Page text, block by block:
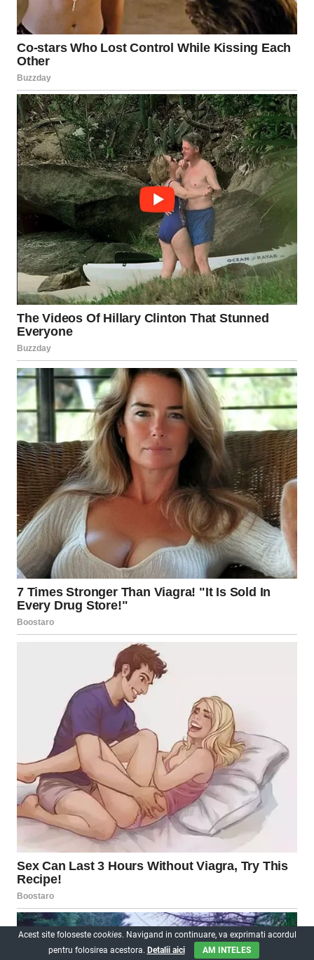
Acest site foloseste cookies. Navigand in continuare, va exprimati acordul
pentru folosirea acestora. Detalii aici AM INTELES